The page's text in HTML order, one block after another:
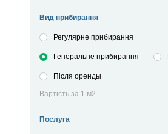
Вид прибирання
Регулярне прибирання
Генеральне прибирання
Після оренды
Вартість за 1 м2
Послуга